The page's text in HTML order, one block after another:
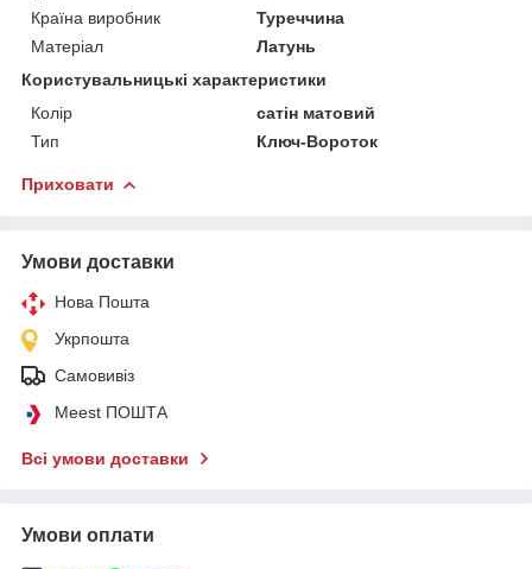
Країна виробник
Туреччина
Матеріал
Латунь
Користувальницькі характеристики
Колір
сатін матовий
Тип
Ключ-Вороток
Приховати
Умови доставки
Нова Пошта
Укрпошта
Самовивіз
Meest ПОШТА
Всі умови доставки
Умови оплати